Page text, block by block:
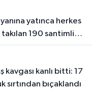
takılan 190 santimlik
sırtından bıçaklandı